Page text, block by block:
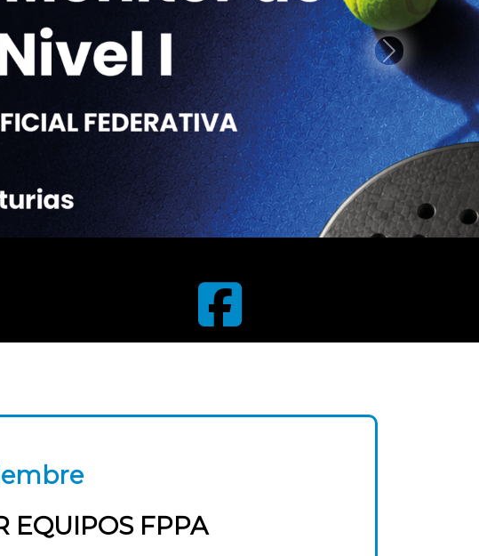
Next
EQUIPOS FPPA